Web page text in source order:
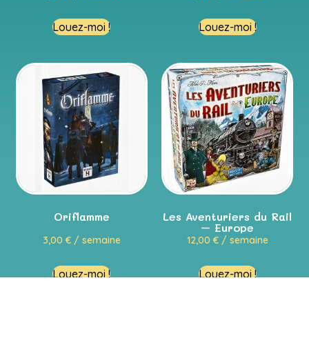
Louez-moi ! Louez-moi !
Oriflamme
3,00 €/ semaine
Louez-moi !
Les Aventuriers du Rail
– Europe
12,00 €/ semaine
Louez-moi !